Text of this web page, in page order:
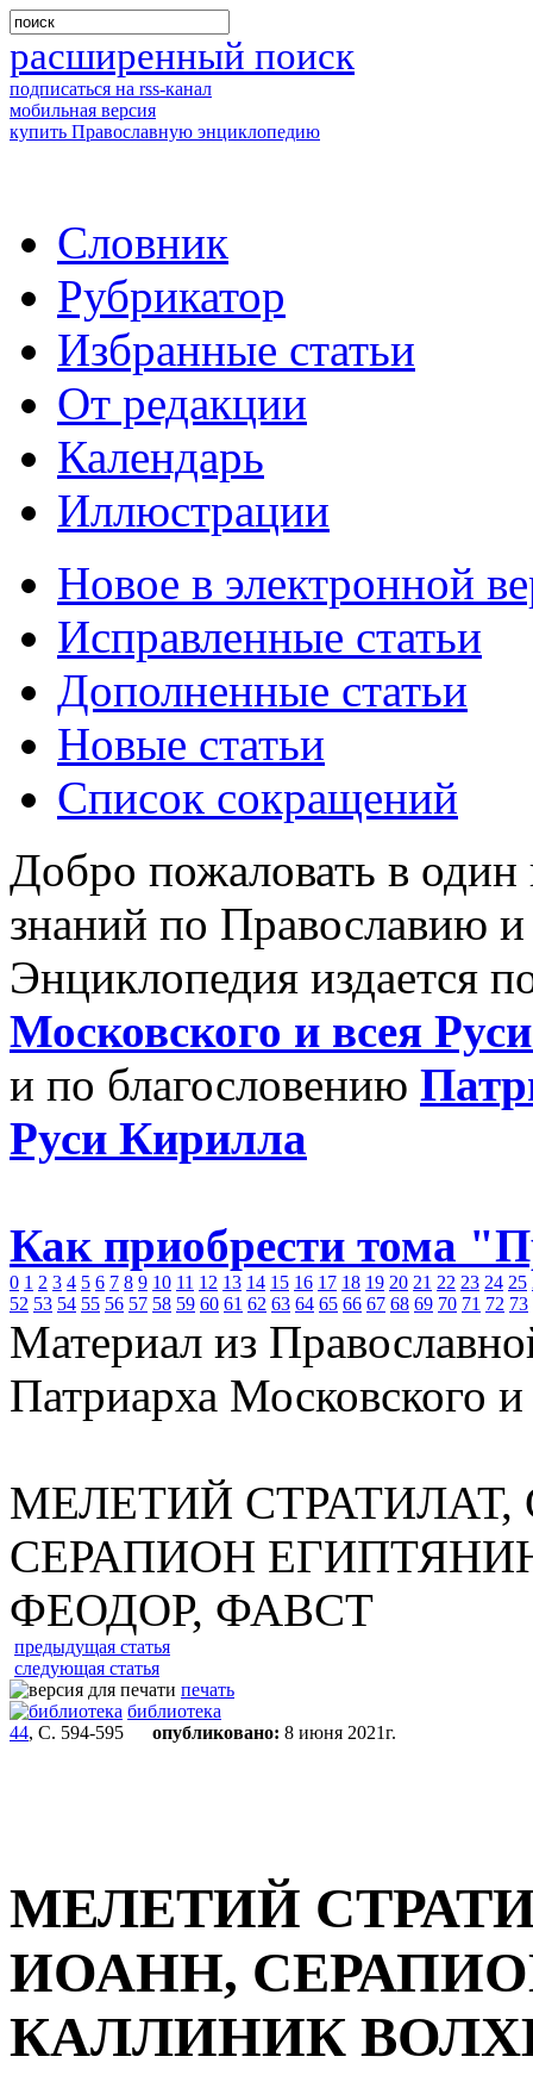
расширенный поиск
подписаться на rss-канал
мобильная версия
купить Православную энциклопедию
Словник
Рубрикатор
Избранные статьи
От редакции
Календарь
Иллюстрации
Новое в электронной
Исправленные статьи
Дополненные статьи
Новые статьи
Список сокращений
Добро пожаловать в
знаний по Православию
Энциклопедия издается
Московского и всея
и по благословению
Руси Кирилла
Как приобрести тома
0 1 2 3 4 5 6 7 8 9 10 11 12 13 14 15 16 17 18 19 20 21 22 23 24 25
52 53 54 55 56 57 58 59 60 61 62 63 64 65 66 67 68 69 70 71 72 73
Материал из
Патриарха Московского
МЕЛЕТИЙ
СЕРАПИОН
ФЕОДОР, ФАВСТ
предыдущая статья
следующая статья
печать
библиотека
44, С. 594-595 опубликовано: 8 июня 2021г.
МЕЛЕТИЙ
ИОАНН,
КАЛЛИНИК